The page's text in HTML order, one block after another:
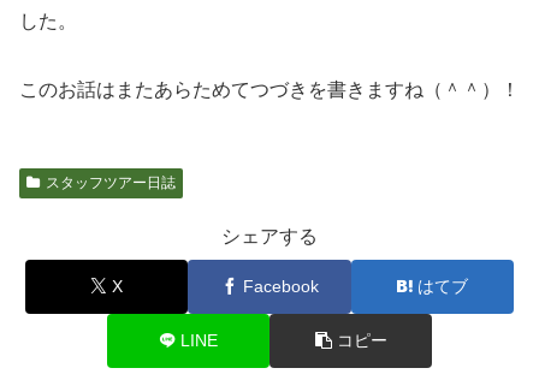
した。
このお話はまたあらためてつづきを書きますね（＾＾）！
スタッフツアー日誌
シェアする
X Facebook はてブ
LINE コピー